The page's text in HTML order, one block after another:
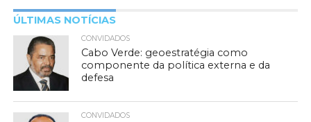
ÚLTIMAS NOTÍCIAS
CONVIDADOS
Cabo Verde: geoestratégia como
componente da política externa e da
defesa
CONVIDADOS